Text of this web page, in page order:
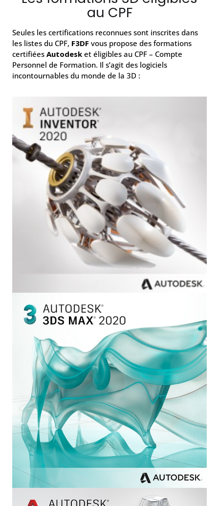
au CPF
Seules les certifications reconnues sont inscrites dans
les listes du CPF, F3DF vous propose des formations
certifiées Autodesk et éligibles au CPF – Compte
Personnel de Formation. Il s’agit des logiciels
incontournables du monde de la 3D :